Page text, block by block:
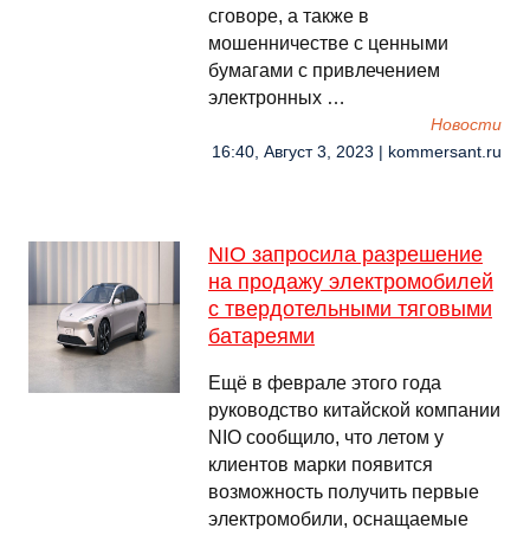
сговоре, а также в
мошенничестве с ценными
бумагами с привлечением
электронных …
Новости
16:40, Август 3, 2023 | kommersant.ru
NIO запросила разрешение
на продажу электромобилей
с твердотельными тяговыми
батареями
Ещё в феврале этого года
руководство китайской компании
NIO сообщило, что летом у
клиентов марки появится
возможность получить первые
электромобили, оснащаемые